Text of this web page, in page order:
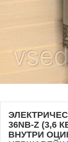
36NB-Z (3,6
ВНУТРИ